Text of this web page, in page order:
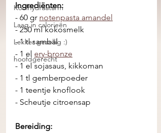
Koolhydraatarm
Laag in calorieën
Lekker gezellig :)
hoofdgerecht
Ingrediënten:
- 60 gr notenpasta amandel
- 250 ml kokosmelk
- 1 tl sambal
- 1 el ery-bronze
- 1 el sojasaus, kikkoman
- 1 tl gemberpoeder
- 1 teentje knoflook
- Scheutje citroensap
Bereiding: